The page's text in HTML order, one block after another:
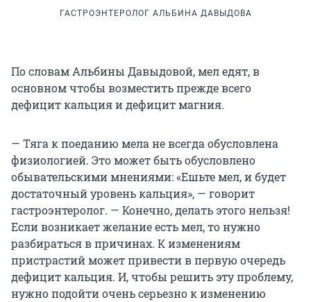
ГАСТРОЭНТЕРОЛОГ АЛЬБИНА ДАВЫДОВА
По словам Альбины Давыдовой, мел едят, в
основном чтобы возместить прежде всего
дефицит кальция и дефицит магния.
— Тяга к поеданию мела не всегда обусловлена
физиологией. Это может быть обусловлено
обывательскими мнениями: «Ешьте мел, и будет
достаточный уровень кальция», — говорит
гастроэнтеролог. — Конечно, делать этого нельзя!
Если возникает желание есть мел, то нужно
разбираться в причинах. К изменениям
пристрастий может привести в первую очередь
дефицит кальция. И, чтобы решить эту проблему,
нужно подойти очень серьезно к изменению